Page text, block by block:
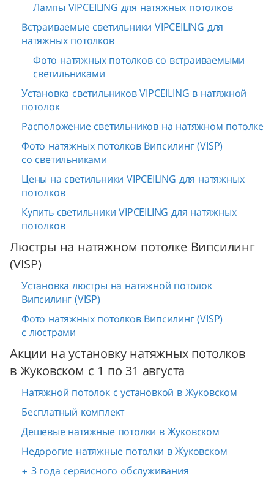
Лампы VIPCEILING для натяжных потолков
Встраиваемые светильники VIPCEILING для
натяжных потолков
Фото натяжных потолков со встраиваемыми
светильниками
Установка светильников VIPCEILING в натяжной
потолок
Расположение светильников на натяжном потолке
Фото натяжных потолков Випсилинг (VISP)
со светильниками
Цены на светильники VIPCEILING для натяжных
потолков
Купить светильники VIPCEILING для натяжных
потолков
Люстры на натяжном потолке Випсилинг
(VISP)
Установка люстры на натяжной потолок
Випсилинг (VISP)
Фото натяжных потолков Випсилинг (VISP)
с люстрами
Акции на установку натяжных потолков
в Жуковском с 1 по 31 августа
Натяжной потолок с установкой в Жуковском
Бесплатный комплект
Дешевые натяжные потолки в Жуковском
Недорогие натяжные потолки в Жуковском
+ 3 года сервисного обслуживания